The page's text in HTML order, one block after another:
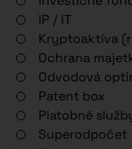
IP / IT
Kryptoaktíva
Ochrana
Odvodová
Patent box
Platobné
Superodpočet